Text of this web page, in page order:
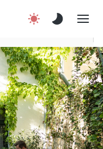
Csatlakozz!
Kapcsolat
En